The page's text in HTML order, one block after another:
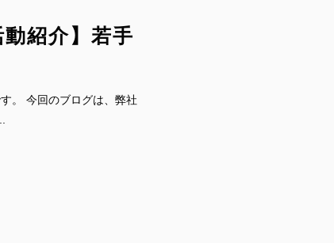
紹介】若手
。 今回のブログは、弊社